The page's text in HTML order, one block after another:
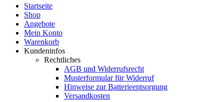
Startseite
Shop
Angebote
Mein Konto
Warenkorb
Kundeninfos
Rechtliches
AGB und Widerrufsrecht
Musterformular für Widerruf
Hinweise zur Batterieentsorgung
Versandkosten